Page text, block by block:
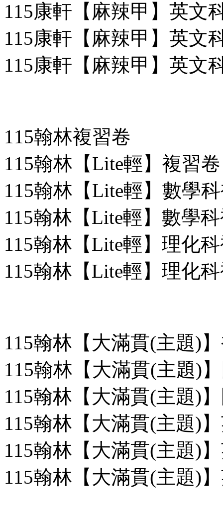
115康軒【麻辣甲】英文
115康軒【麻辣甲】英文
115康軒【麻辣甲】英文
115翰林複習卷
115翰林【Lite輕】複習卷
115翰林【Lite輕】數學
115翰林【Lite輕】數學
115翰林【Lite輕】理化
115翰林【Lite輕】理化
115翰林【大滿貫(主題)
115翰林【大滿貫(主題)
115翰林【大滿貫(主題)
115翰林【大滿貫(主題)
115翰林【大滿貫(主題)
115翰林【大滿貫(主題)